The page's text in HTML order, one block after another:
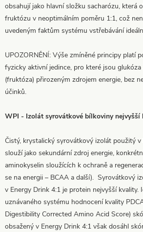
obsahují jako hlavní složku sacharózu, která
fruktózu v neoptimálním poměru 1:1, což
uvedeným faktům systému vstřebávání
UPOZORNĚNÍ: Výše zmíněné principy platí
fyzicky aktivní jedince, pro které jsou
(fruktóza) přirozeným zdrojem energie, bez
účinků.
WPI - Izolát syrovátkové bílkoviny nejvyšší
Čistý, krystalický syrovátkový izolát použitý
slouží jako sekundární zdroj energie,
aminokyselin sloužících k ochraně a
se na energii – BCAA a další). Syrovátkový
v Energy Drink 4:1 je protein nejvyšší kvality.
uznávaného systému hodnocení kvality
Digestibility Corrected Amino Acid Score)
obsažený v Energy Drink 4:1 však dosáhl